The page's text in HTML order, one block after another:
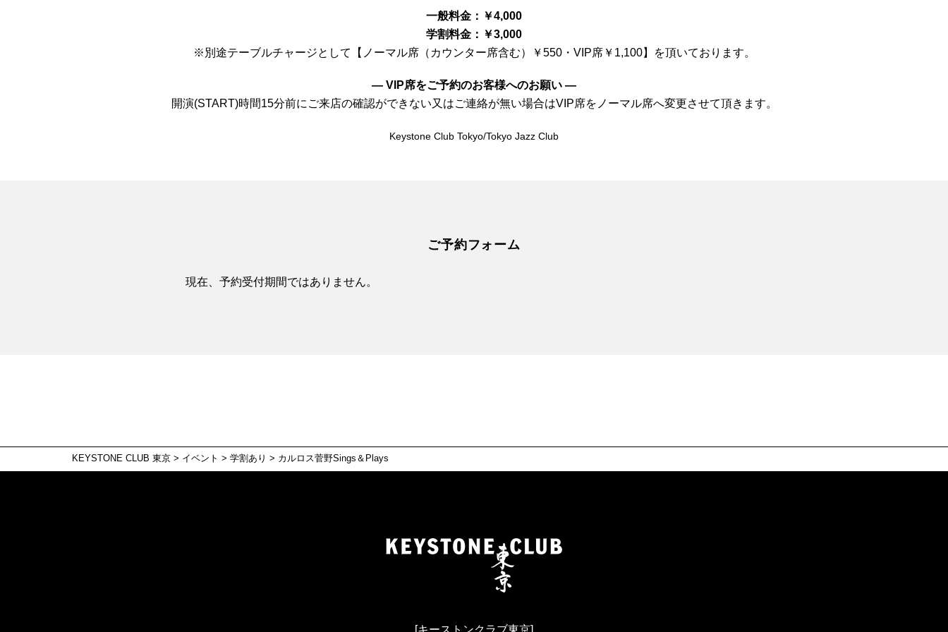
一般料金：￥4,000
学割料金：￥3,000
※別途テーブルチャージとして【ノーマル席（カウンター席含む）￥550・VIP席￥1,100】を頂いております。
— VIP席をご予約のお客様へのお願い —
開演(START)時間15分前にご来店の確認ができない又はご連絡が無い場合はVIP席をノーマル席へ変更させて頂きます。
Keystone Club Tokyo/Tokyo Jazz Club
ご予約フォーム
現在、予約受付期間ではありません。
KEYSTONE CLUB 東京 > イベント > 学割あり > カルロス菅野Sings＆Plays
[キーストンクラブ東京]